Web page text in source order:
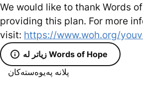
We would like to thank Words
providing this plan. For more
visit: https://www.woh.org/
زیاتر لە Words of Hope
پلانە پەیوەستەکان